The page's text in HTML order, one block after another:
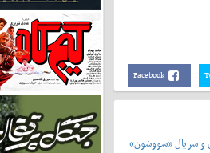
Facebook
و سریال «سووشون»